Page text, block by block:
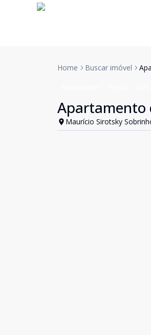
Home Buscar imóvel
Apartamento
Maurício Sirotsky